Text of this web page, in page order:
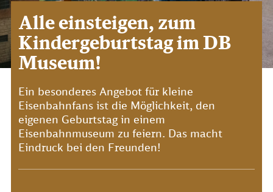
Alle einsteigen, zum
Kindergeburtstag im DB
Museum!
Ein besonderes Angebot für kleine
Eisenbahnfans ist die Möglichkeit, den
eigenen Geburtstag in einem
Eisenbahnmuseum zu feiern. Das macht
Eindruck bei den Freunden!